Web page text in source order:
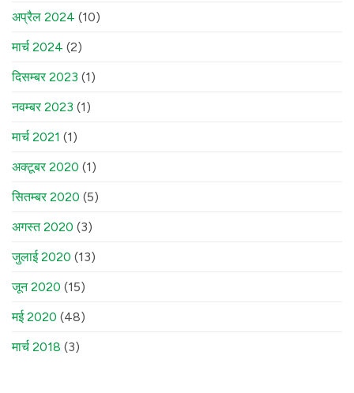
अप्रैल 2024 (10)
मार्च 2024 (2)
दिसम्बर 2023 (1)
नवम्बर 2023 (1)
मार्च 2021 (1)
अक्टूबर 2020 (1)
सितम्बर 2020 (5)
अगस्त 2020 (3)
जुलाई 2020 (13)
जून 2020 (15)
मई 2020 (48)
मार्च 2018 (3)